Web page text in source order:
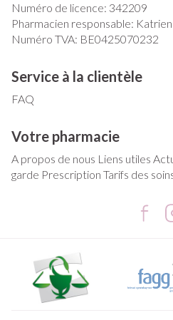
Numéro de licence: 342209
Pharmacien responsable:
Numéro TVA: BE0425070232
Service à la clientèle
FAQ
Votre pharmacie
A propos de nous Liens utiles
garde Prescription Tarifs des